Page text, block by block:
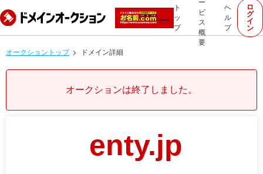
ト
ッ
プ
ー
ビ
ス
概
要
ヘ
ル
プ
ロ
グ
イ
ン
オークショントップ ドメイン詳細
オークションは終了しました。
enty.jp